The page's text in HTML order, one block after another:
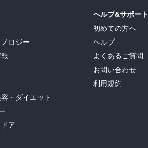
ロジー
・ダイエット
ア
ヘルプ&サポート
初めての方へ
ヘルプ
よくあるご質問
お問い合わせ
利用規約